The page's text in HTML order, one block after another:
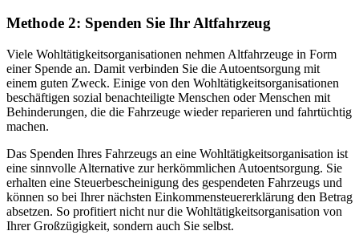
Methode 2: Spenden Sie Ihr Altfahrzeug
Viele Wohltätigkeitsorganisationen nehmen Altfahrzeuge in Form
einer Spende an. Damit verbinden Sie die Autoentsorgung mit
einem guten Zweck. Einige von den Wohltätigkeitsorganisationen
beschäftigen sozial benachteiligte Menschen oder Menschen mit
Behinderungen, die die Fahrzeuge wieder reparieren und fahrtüchtig
machen.
Das Spenden Ihres Fahrzeugs an eine Wohltätigkeitsorganisation ist
eine sinnvolle Alternative zur herkömmlichen Autoentsorgung. Sie
erhalten eine Steuerbescheinigung des gespendeten Fahrzeugs und
können so bei Ihrer nächsten Einkommensteuererklärung den Betrag
absetzen. So profitiert nicht nur die Wohltätigkeitsorganisation von
Ihrer Großzügigkeit, sondern auch Sie selbst.